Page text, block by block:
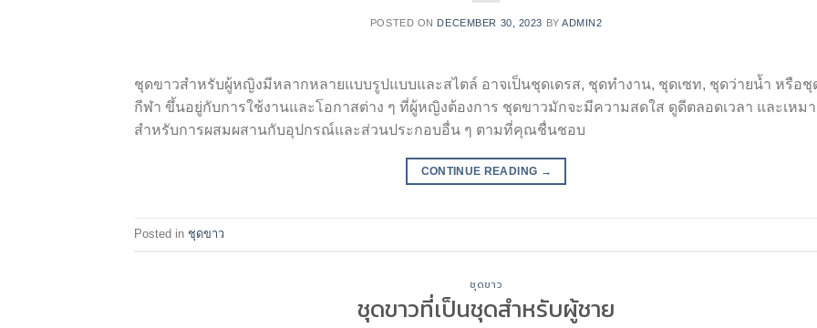
POSTED ON DECEMBER 30, 2023 BYADMIN2
ชุดขาวสำหรับผู้หญิงมีหลากหลายแบบรูปแบบและสไตล์ อาจเป็นชุดเดรส, ชุดทำงาน, ชุดเซท, ชุดว่ายน้ำ หรือชุ
กีฬา ขึ้นอยู่กับการใช้งานและโอกาสต่าง ๆ ที่ผู้หญิงต้องการ ชุดขาวมักจะมีความสดใส ดูดีตลอดเวลา และเหม
สำหรับการผสมผสานกับอุปกรณ์และส่วนประกอบอื่น ๆ ตามที่คุณชื่นชอบ
CONTINUE READING →
Posted in ชุดขาว
ชุดขาว
ชุดขาวที่เป็นชุดสำหรับผู้ชาย